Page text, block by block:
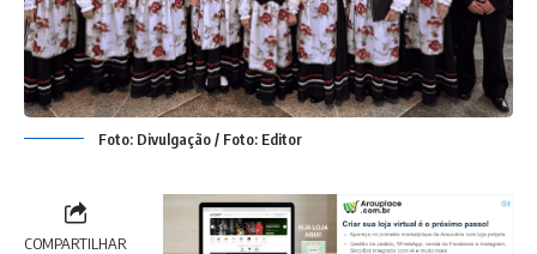
Foto: Divulgação / Foto: Editor
COMPARTILHAR